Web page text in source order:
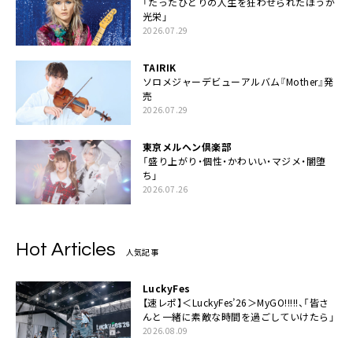
光栄」
2026.07.29
TAIRIK
ソロメジャーデビューアルバム『Mother』発
売
2026.07.29
東京メルヘン倶楽部
「盛り上がり・個性・かわいい・マジメ・闇堕
ち」
2026.07.26
Hot Articles 人気記事
LuckyFes
【速レポ】＜LuckyFes’26＞MyGO!!!!!、「皆さ
んと一緒に素敵な時間を過ごしていけたら」
2026.08.09